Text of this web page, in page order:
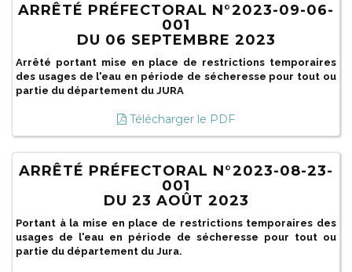
ARRÊTÉ PRÉFECTORAL N°2023-09-06-
001
DU 06 SEPTEMBRE 2023
Arrêté portant mise en place de restrictions temporaires
des usages de l'eau en période de sécheresse pour tout ou
partie du département du JURA
Télécharger le PDF
ARRÊTÉ PRÉFECTORAL N°2023-08-23-
001
DU 23 AOÛT 2023
Portant à la mise en place de restrictions temporaires des
usages de l'eau en période de sécheresse pour tout ou
partie du département du Jura.